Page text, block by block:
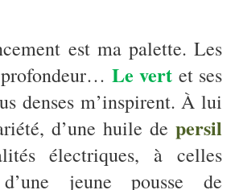
est ma palette. Les
Le vert et ses
denses m’inspirent. À lui
d’une huile de persil
électriques, à celles
jeune pousse de